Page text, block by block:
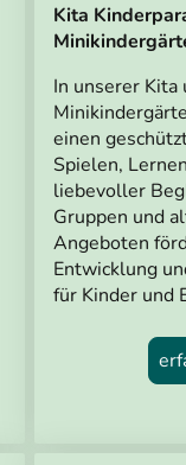
Kita
In unserer Kita
einen
Spielen,
liebevoller
Gruppen und
Angeboten
Entwicklung
für Kinder und